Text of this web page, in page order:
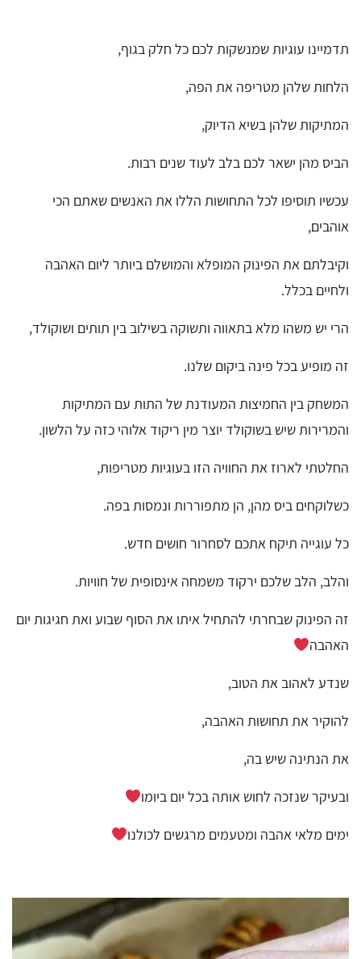
תדמיינו עוגיות שמנשקות לכם כל חלק בגוף,
הלחות שלהן מטריפה את הפה,
המתיקות שלהן בשיא הדיוק,
הביס מהן ישאר לכם בלב לעוד שנים רבות.
עכשיו תוסיפו לכל התחושות הללו את האנשים שאתם הכי
אוהבים,
וקיבלתם את הפינוק המופלא והמושלם ביותר ליום האהבה
ולחיים בכלל.
הרי יש משהו מלא בתאווה ותשוקה בשילוב בין תותים ושוקולד,
זה מופיע בכל פינה ביקום שלנו.
המשחק בין החמיצות המעודנת של התות עם המתיקות
והמרירות שיש בשוקולד יוצר מין ריקוד אלוהי כזה על הלשון.
החלטתי לארוז את החוויה הזו בעוגיות מטריפות,
כשלוקחים ביס מהן, הן מתפוררות ונמסות בפה.
כל עוגייה תיקח אתכם לסחרור חושים חדש.
והלב, הלב שלכם ירקוד משמחה אינסופית של חוויות.
זה הפינוק שבחרתי להתחיל איתו את הסוף שבוע ואת חגיגות יום
האהבה
שנדע לאהוב את הטוב,
להוקיר את תחושות האהבה,
את הנתינה שיש בה,
ובעיקר שנזכה לחוש אותה בכל יום ביומו
ימים מלאי אהבה ומטעמים מרגשים לכולנו